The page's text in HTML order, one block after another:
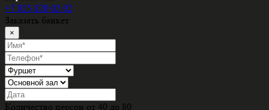
+7 925 820 02 02
Заказать банкет
×
Количество персон от 40 до 80